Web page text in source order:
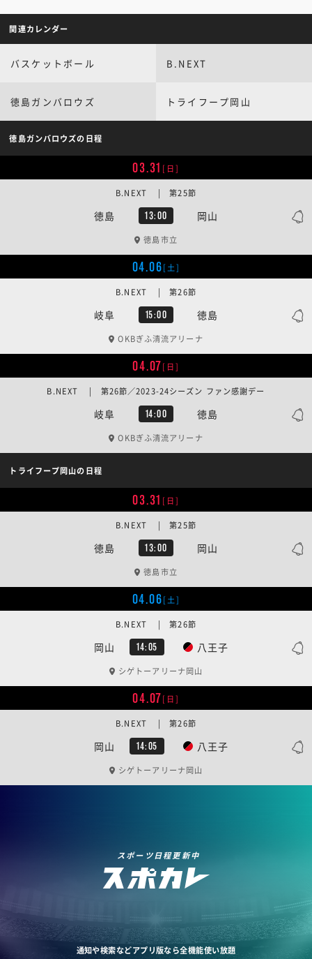
関連カレンダー
バスケットボール B.NEXT
徳島ガンバロウズ トライフープ岡山
徳島ガンバロウズの日程
03.31 [日]
徳島 13:00 岡山
B.NEXT | 第25節
徳島市立
04.06[土]
岐阜 15:00 徳島
B.NEXT | 第26節
OKBぎふ清流アリーナ
04.07[日]
岐阜 14:00 徳島
B.NEXT | 第26節／2023-24シーズン ファン感謝デー
OKBぎふ清流アリーナ
トライフープ岡山の日程
03.31 [日]
徳島 13:00 岡山
B.NEXT | 第25節
徳島市立
04.06[土]
岡山 14:05 八王子
B.NEXT | 第26節
シゲトーアリーナ岡山
04.07[日]
岡山 14:05 八王子
B.NEXT | 第26節
シゲトーアリーナ岡山
スポーツ日程更新中
通知や検索などアプリ版なら全機能使い放題